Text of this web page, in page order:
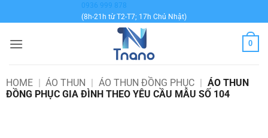
qua
dung
0936 999 878
(8h-21h từ T2-T7; 17h Chủ Nhật)
0
HOME | ÁO THUN | ÁO THUN ĐỒNG PHỤC | ÁO THUN
ĐỒNG PHỤC GIA ĐÌNH THEO YÊU CẦU MẪU SỐ 104